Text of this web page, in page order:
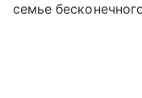
семье